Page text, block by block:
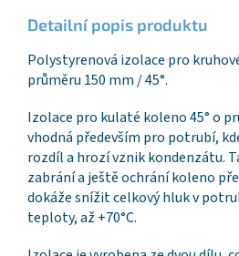
Detailní popis produktu
Polystyrenová izolace pro
průměru 150 mm / 45°.
Izolace pro kulaté koleno 45° o
vhodná především pro potrubí,
rozdíl a hrozí vznik kondenzátu.
zabrání a ještě ochrání koleno
dokáže snížit celkový hluk v
teploty, až +70°C.